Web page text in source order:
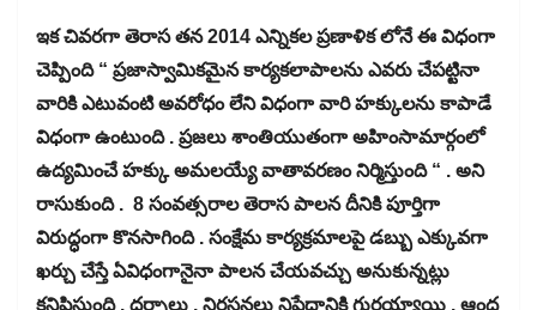
ఇక చివరగా తెరాస తన 2014 ఎన్నికల ప్రణాళిక లోనే ఈ విధంగా
చెప్పింది “ ప్రజాస్వామికమైన కార్యకలాపాలను ఎవరు చేపట్టినా
వారికి ఎటువంటి అవరోధం లేని విధంగా వారి హక్కులను కాపాడే
విధంగా ఉంటుంది . ప్రజలు శాంతియుతంగా అహింసామార్గంలో
ఉద్యమించే హక్కు అమలయ్యే వాతావరణం నిర్మిస్తుంది “ . అని
రాసుకుంది . 8 సంవత్సరాల తెరాస పాలన దీనికి పూర్తిగా
విరుద్ధంగా కొనసాగింది . సంక్షేమ కార్యక్రమాలపై డబ్బు ఎక్కువగా
ఖర్చు చేస్తే ఏవిధంగానైనా పాలన చేయవచ్చు అనుకున్నట్లు
కనిపిస్తుంది . ధర్నాలు , నిరసనలు నిషేధానికి గురయ్యాయి . ఆంధ్ర